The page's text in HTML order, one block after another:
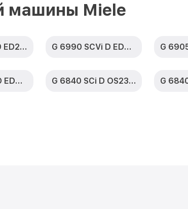
G 6820 SCi D ED230
машины Miele
G 6992 SCVi D ED230 2,0 k2o G 6990 SCVi D ED230 2,1 k2o
G 6860 SCVi D ED230 2,0 G 6840 SCi D OS230 2,0